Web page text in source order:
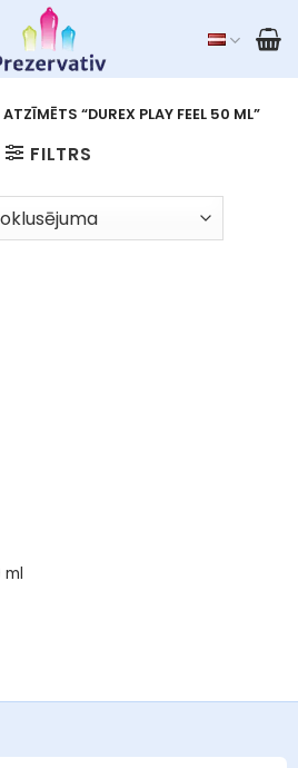
“DUREX PLAY FEEL 50 ML”
FILTRS
ml